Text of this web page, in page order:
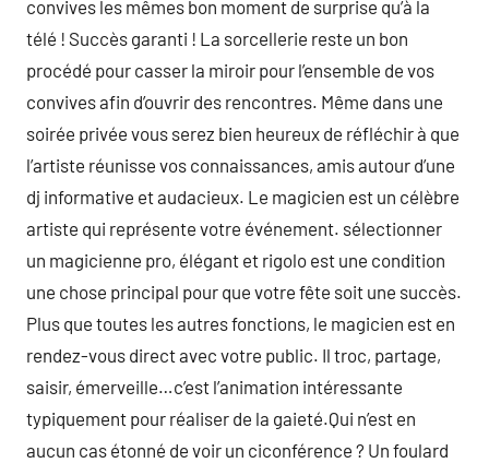
convives les mêmes bon moment de surprise qu’à la
télé ! Succès garanti ! La sorcellerie reste un bon
procédé pour casser la miroir pour l’ensemble de vos
convives afin d’ouvrir des rencontres. Même dans une
soirée privée vous serez bien heureux de réfléchir à que
l’artiste réunisse vos connaissances, amis autour d’une
dj informative et audacieux. Le magicien est un célèbre
artiste qui représente votre événement. sélectionner
un magicienne pro, élégant et rigolo est une condition
une chose principal pour que votre fête soit une succès.
Plus que toutes les autres fonctions, le magicien est en
rendez-vous direct avec votre public. Il troc, partage,
saisir, émerveille…c’est l’animation intéressante
typiquement pour réaliser de la gaieté.Qui n’est en
aucun cas étonné de voir un ciconférence ? Un foulard